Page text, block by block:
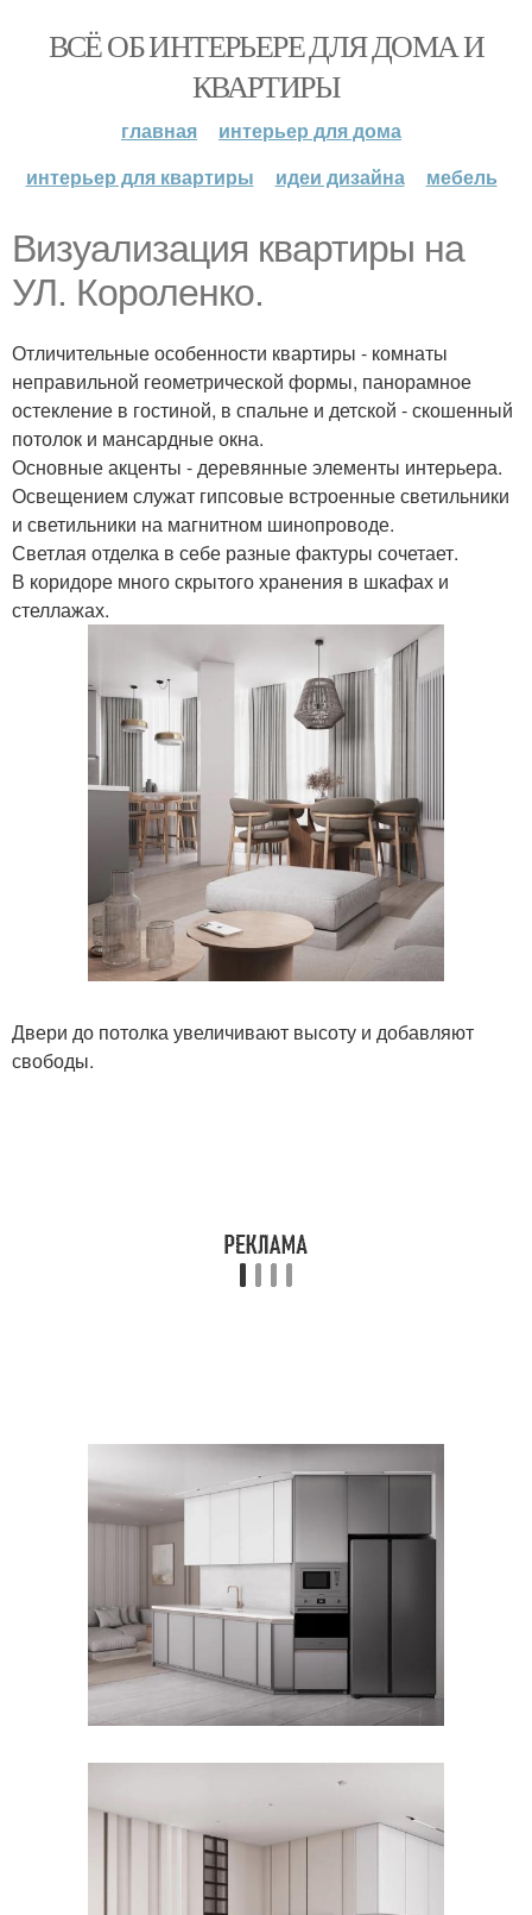
ВСЁ ОБ ИНТЕРЬЕРЕ ДЛЯ ДОМА И
КВАРТИРЫ
главная
интерьер для дома
интерьер для квартиры
идеи дизайна мебель
Визуализация квартиры на
УЛ. Короленко.
Отличительные особенности квартиры - комнаты
неправильной геометрической формы, панорамное
остекление в гостиной, в спальне и детской - скошенный
потолок и мансардные окна.
Основные акценты - деревянные элементы интерьера.
Освещением служат гипсовые встроенные светильники
и светильники на магнитном шинопроводе.
Светлая отделка в себе разные фактуры сочетает.
В коридоре много скрытого хранения в шкафах и
стеллажах.
Двери до потолка увеличивают высоту и добавляют
свободы.